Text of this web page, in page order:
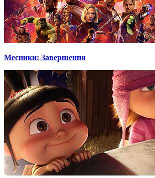
Месники: Завершення